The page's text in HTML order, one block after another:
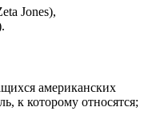
Jones),
американских
к которому относятся;